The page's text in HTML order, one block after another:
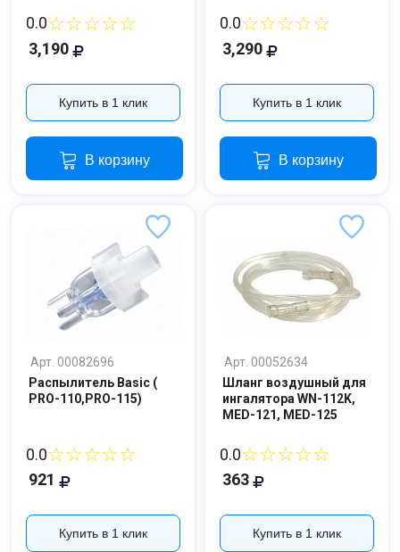
0.0☆☆☆☆☆
3,190
Купить в 1 клик
В корзину
0.0☆☆☆☆☆
3,290
Купить в 1 клик
В корзину
Арт. 00082696
Распылитель Basic (
PRO-110,PRO-115)
0.0☆☆☆☆☆
921
Купить в 1 клик
Арт. 00052634
Шланг воздушный для
ингалятора WN-112K,
MED-121, MED-125
0.0☆☆☆☆☆
363
Купить в 1 клик